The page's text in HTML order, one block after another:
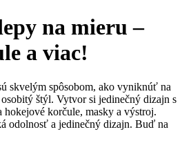
na mieru –
a viac!
skvelým spôsobom, ako vyniknúť na
štýl. Vytvor si jedinečný dizajn s
korčule, masky a výstroj.
odolnosť a jedinečný dizajn. Buď na